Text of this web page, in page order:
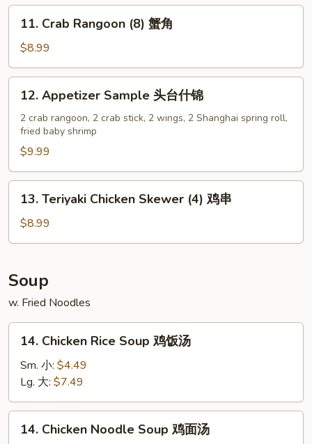
(4
Whole
Crab
Rangoon
(8)
蟹
11. Crab Rangoon (8) 蟹角
$8.99
Appetizer
Sample
什
锦
12. Appetizer Sample 头台什锦
2 crab rangoon, 2 crab stick, 2 wings, 2 Shanghai spring roll,
fried baby shrimp
$9.99
Teriyaki
Chicken
Skewer
鸡
串
13. Teriyaki Chicken Skewer (4) 鸡串
$8.99
Soup
w. Fried Noodles
Chicken
Rice
Soup
鸡
饭
14. Chicken Rice Soup 鸡饭汤
Sm. 小: $4.49
Lg. 大: $7.49
Chicken
14. Chicken Noodle Soup 鸡面汤